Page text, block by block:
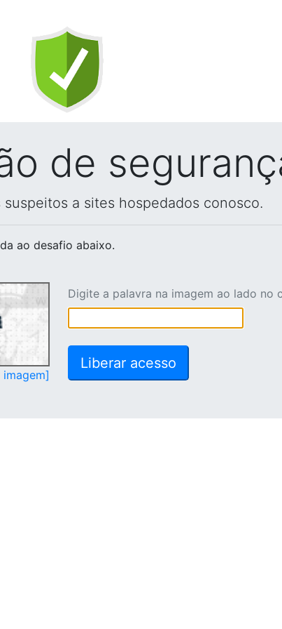
de
a sites hospedados conosco.
ao desafio abaixo.
Digite a palavra na imagem ao lado no